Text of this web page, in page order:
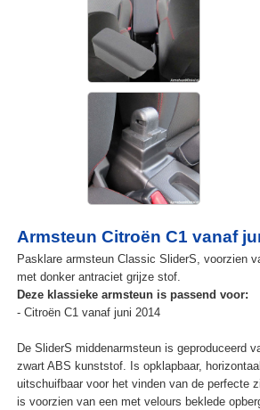
Armsteun Citroën C1 vanaf
Pasklare armsteun Classic SliderS, voorzien
met donker antraciet grijze stof.
Deze klassieke armsteun is passend voor:
- Citroën C1 vanaf juni 2014
De SliderS middenarmsteun is geproduceerd
zwart ABS kunststof. Is opklapbaar,
uitschuifbaar voor het vinden van de perfecte
is voorzien van een met velours beklede